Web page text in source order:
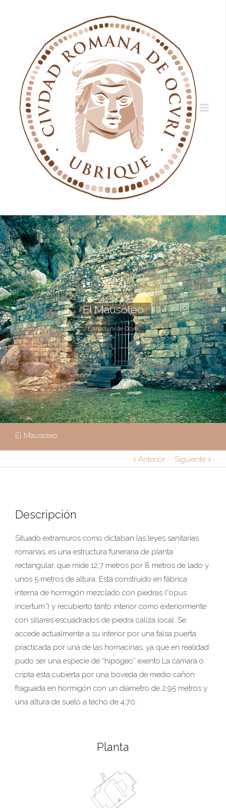
El Mausoleo
Estructura de Ocvri
El Mausoleo
Anterior Siguiente
Descripción
Situado extramuros como dictaban las leyes sanitarias
romanas, es una estructura funeraria de planta
rectangular, que mide 12,7 metros por 8 metros de lado y
unos 5 metros de altura. Está construido en fábrica
interna de hormigón mezclado con piedras (“opus
incertum”) y recubierto tanto interior como exteriormente
con sillares escuadrados de piedra caliza local. Se
accede actualmente a su interior por una falsa puerta
practicada por una de las hornacinas, ya que en realidad
pudo ser una especie de “hipogeo” exento.La cámara o
cripta está cubierta por una bóveda de medio cañón
fraguada en hormigón con un diámetro de 2,95 metros y
una altura de suelo a techo de 4,70.
Planta